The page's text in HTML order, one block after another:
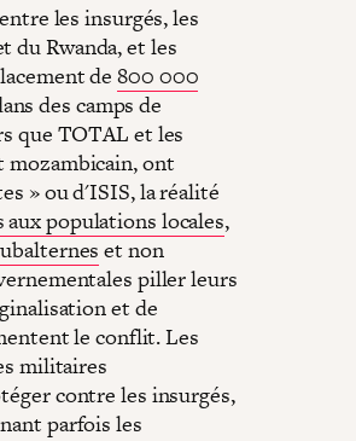
entre les insurgés, les
du Rwanda, et les
de800 000
des camps de
que TOTAL et les
mozambicain, ont
» ou d'ISIS, la réalité
populations locales,
et non
piller leurs
et de
le conflit. Les
militaires
contre les insurgés,
parfois les